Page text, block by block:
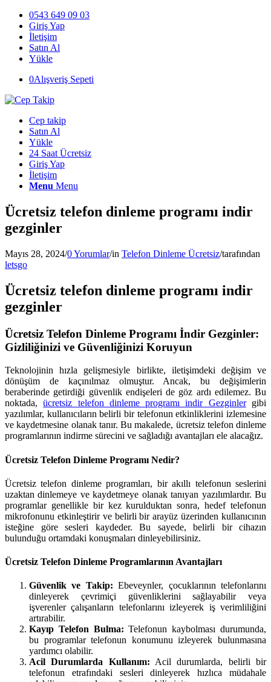
0543 649 09 03
Giriş Yap
İletişim
Satın Al
Yükle
0Alışveriş Sepeti
Cep takip
Satın Al
Yükle
24 Saat Ücretsiz
Giriş Yap
İletişim
Menu Menu
Ücretsiz telefon dinleme programı indir
gezginler
Mayıs 28, 2024/0 Yorumlar/in Telefon Dinleme Ücretsiz/tarafından
letsgo
Ücretsiz telefon dinleme programı indir
gezginler
Ücretsiz Telefon Dinleme Programı İndir Gezginler:
Gizliliğinizi ve Güvenliğinizi Koruyun
Teknolojinin hızla gelişmesiyle birlikte, iletişimdeki değişim ve
dönüşüm de kaçınılmaz olmuştur. Ancak, bu değişimlerin
beraberinde getirdiği güvenlik endişeleri de göz ardı edilemez. Bu
noktada,ücretsiz telefon dinleme programı indir Gezginlergibi
yazılımlar, kullanıcıların belirli bir telefonun etkinliklerini izlemesine
ve kaydetmesine olanak tanır. Bu makalede, ücretsiz telefon dinleme
programlarının indirme sürecini ve sağladığı avantajları ele alacağız.
Ücretsiz Telefon Dinleme Programı Nedir?
Ücretsiz telefon dinleme programları, bir akıllı telefonun seslerini
uzaktan dinlemeye ve kaydetmeye olanak tanıyan yazılımlardır. Bu
programlar genellikle bir kez kurulduktan sonra, hedef telefonun
mikrofonunu etkinleştirir ve belirli bir arayüz üzerinden kullanıcının
isteğine göre sesleri kaydeder. Bu sayede, belirli bir cihazın
bulunduğu ortamdaki konuşmaları dinleyebilirsiniz.
Ücretsiz Telefon Dinleme Programlarının Avantajları
Güvenlik ve Takip: Ebeveynler, çocuklarının telefonlarını
dinleyerek çevrimiçi güvenliklerini sağlayabilir veya
işverenler çalışanların telefonlarını izleyerek iş verimliliğini
artırabilir.
Kayıp Telefon Bulma: Telefonun kaybolması durumunda,
bu programlar telefonun konumunu izleyerek bulunmasına
yardımcı olabilir.
Acil Durumlarda Kullanım: Acil durumlarda, belirli bir
telefonun etrafındaki sesleri dinleyerek hızlıca müdahale